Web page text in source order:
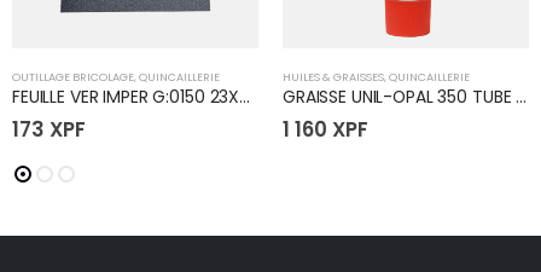
OUTILLAGE BRICOLAGE, QUINCAILLERIE
FEUILLE VER IMPER G:0150 23X28
173 XPF
HUILES & GRAISSES, QUINCAILLERIE
GRAISSE UNIL-OPAL 350 TUBE 225G(12)
1 160 XPF